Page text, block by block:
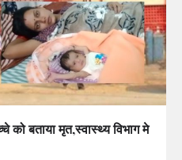
को बताया मृत,स्वास्थ्य विभाग मे